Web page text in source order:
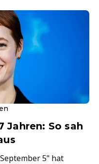
Jahren: So sah
5" hat